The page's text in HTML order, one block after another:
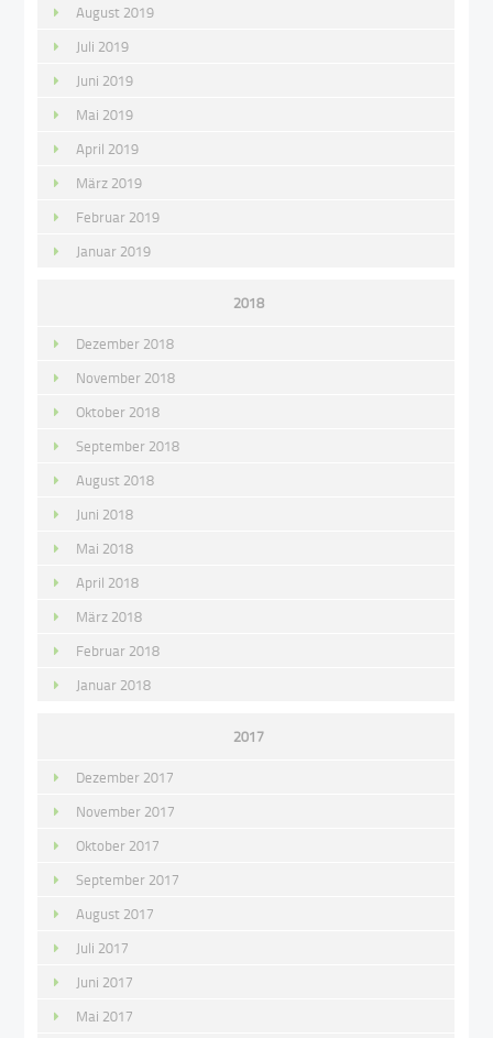
August 2019
Juli 2019
Juni 2019
Mai 2019
April 2019
März 2019
Februar 2019
Januar 2019
2018
Dezember 2018
November 2018
Oktober 2018
September 2018
August 2018
Juni 2018
Mai 2018
April 2018
März 2018
Februar 2018
Januar 2018
2017
Dezember 2017
November 2017
Oktober 2017
September 2017
August 2017
Juli 2017
Juni 2017
Mai 2017